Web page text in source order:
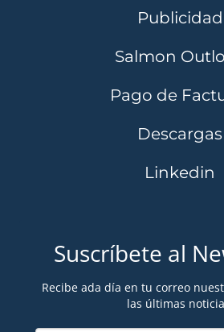
Publicidad
Salmon
Pago de
Descargas
Linkedin
Suscríbete al
Recibe ada día en tu correo
las últimas